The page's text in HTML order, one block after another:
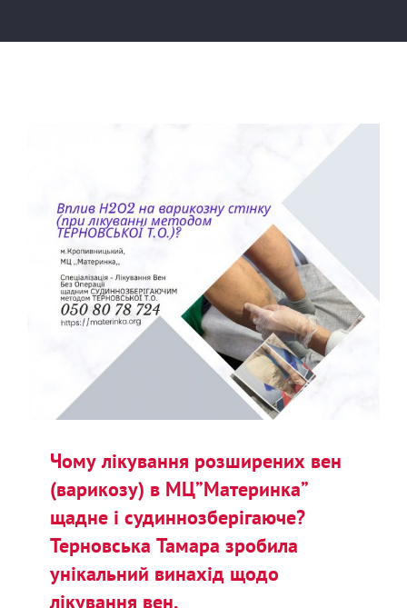
Чому лікування розширених вен
(варикозу) в МЦ”Материнка”
щадне і судиннозберігаюче?
Терновська Тамара зробила
унікальний винахід щодо
лікування вен.